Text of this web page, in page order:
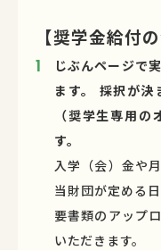
【奨学金給付の
じぶんページで
ます。
採択が決
（奨学生専用
す。
入学（会）金や
当財団が定める
要書類のアップ
いただきます。